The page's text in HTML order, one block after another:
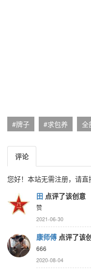
#牌子 #求包养 全
评论
您好！本站无需注册，请直
田 点评了该创意
赞
2021-06-30
康师傅 点评了该
666
2020-08-04